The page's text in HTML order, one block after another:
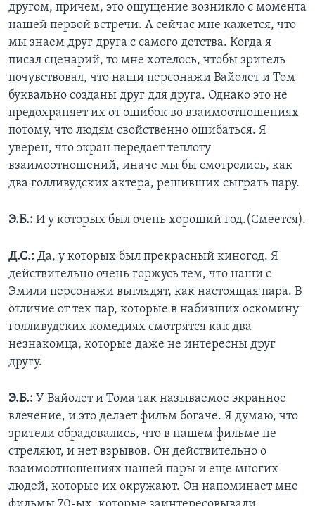
другом, причем, это ощущение возникло с момента
нашей первой встречи. А сейчас мне кажется, что
мы знаем друг друга с самого детства. Когда я
писал сценарий, то мне хотелось, чтобы зритель
почувствовал, что наши персонажи Вайолет и Том
буквально созданы друг для друга. Однако это не
предохраняет их от ошибок во взаимоотношениях
потому, что людям свойственно ошибаться. Я
уверен, что экран передает теплоту
взаимоотношений, иначе мы бы смотрелись, как
два голливудских актера, решивших сыграть пару.
Э.Б.: И у которых был очень хороший год.(Смеется).
Д.С.: Да, у которых был прекрасный киногод. Я
действительно очень горжусь тем, что наши с
Эмили персонажи выглядят, как настоящая пара. В
отличие от тех пар, которые в набивших оскомину
голливудских комедиях смотрятся как два
незнакомца, которые даже не интересны друг
другу.
Э.Б.: У Вайолет и Тома так называемое экранное
влечение, и это делает фильм богаче. Я думаю, что
зрители обрадовались, что в нашем фильме не
стреляют, и нет взрывов. Он действительно о
взаимоотношениях нашей пары и еще многих
людей, которые их окружают. Он напоминает мне